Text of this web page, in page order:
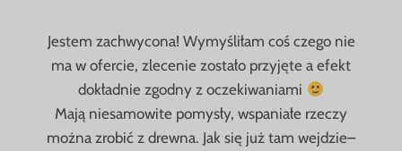
Jestem zachwycona! Wymyśliłam coś czego nie
ma w ofercie, zlecenie zostało przyjęte a efekt
dokładnie zgodny z oczekiwaniami
Mają niesamowite pomysły, wspaniałe rzeczy
można zrobić z drewna. Jak się już tam wejdzie–